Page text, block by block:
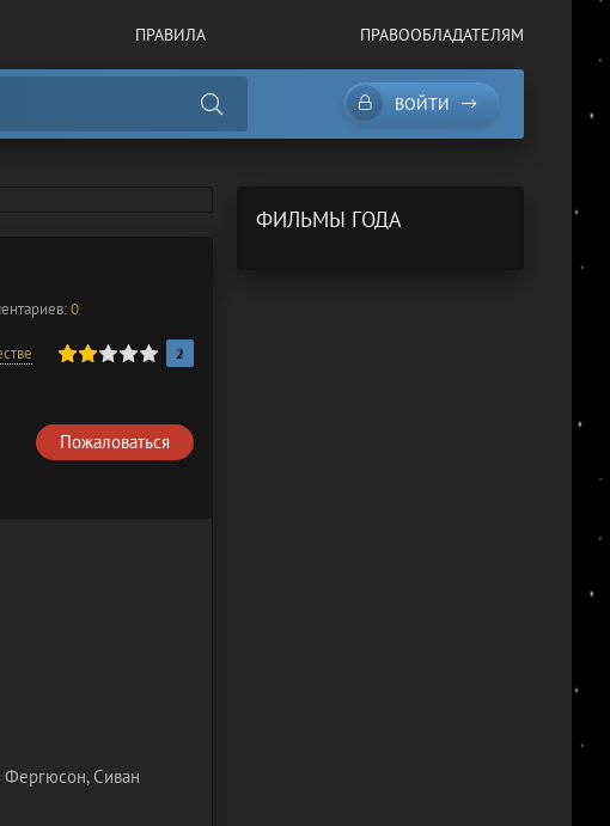
ПРАВИЛА ПРАВООБЛАДАТЕЛЯМ
ВОЙТИ
0
4 5 2
Пожаловаться
Сиван
ФИЛЬМЫ ГОДА